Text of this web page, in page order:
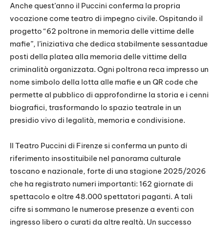
Anche quest’anno il Puccini conferma la propria
vocazione come teatro di impegno civile. Ospitando il
progetto “62 poltrone in memoria delle vittime delle
mafie”, l’iniziativa che dedica stabilmente sessantadue
posti della platea alla memoria delle vittime della
criminalità organizzata. Ogni poltrona reca impresso un
nome simbolo della lotta alle mafie e un QR code che
permette al pubblico di approfondirne la storia e i cenni
biografici, trasformando lo spazio teatrale in un
presidio vivo di legalità, memoria e condivisione.
Il Teatro Puccini di Firenze si conferma un punto di
riferimento insostituibile nel panorama culturale
toscano e nazionale, forte di una stagione 2025/2026
che ha registrato numeri importanti: 162 giornate di
spettacolo e oltre 48.000 spettatori paganti. A tali
cifre si sommano le numerose presenze a eventi con
ingresso libero o curati da altre realtà. Un successo